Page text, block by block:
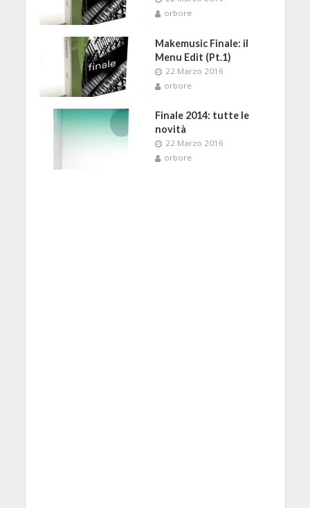
orbore
Makemusic Finale: il
Menu Edit (Pt.1)
22 Marzo 2016
orbore
Finale 2014: tutte le
novità
22 Marzo 2016
orbore